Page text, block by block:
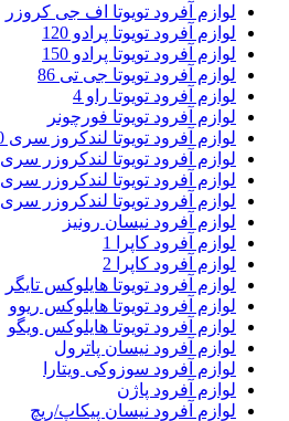
لوازم آفرود تویوتا اف جی کروزر
لوازم آفرود تویوتا پرادو 120
لوازم آفرود تویوتا پرادو 150
لوازم آفرود تویوتا جی تی 86
لوازم آفرود تویوتا راو 4
لوازم آفرود تویوتا فورچونر
لوازم آفرود تویوتا لندکروز سری 80
لوازم آفرود تویوتا لندکروزر سری 100
لوازم آفرود تویوتا لندکروزر سری 200
لوازم آفرود تویوتا لندکروزر سری 60
لوازم آفرود نیسان رونیز
لوازم آفرود کاپرا 1
لوازم آفرود کاپرا 2
لوازم آفرود تویوتا هایلوکس تایگر
لوازم آفرود تویوتا هایلوکس ریوو
لوازم آفرود تویوتا هایلوکس ویگو
لوازم آفرود نیسان پاترول
لوازم آفرود سوزوکی ویتارا
لوازم آفرود پاژن
لوازم آفرود نیسان پیکاپ/ریچ